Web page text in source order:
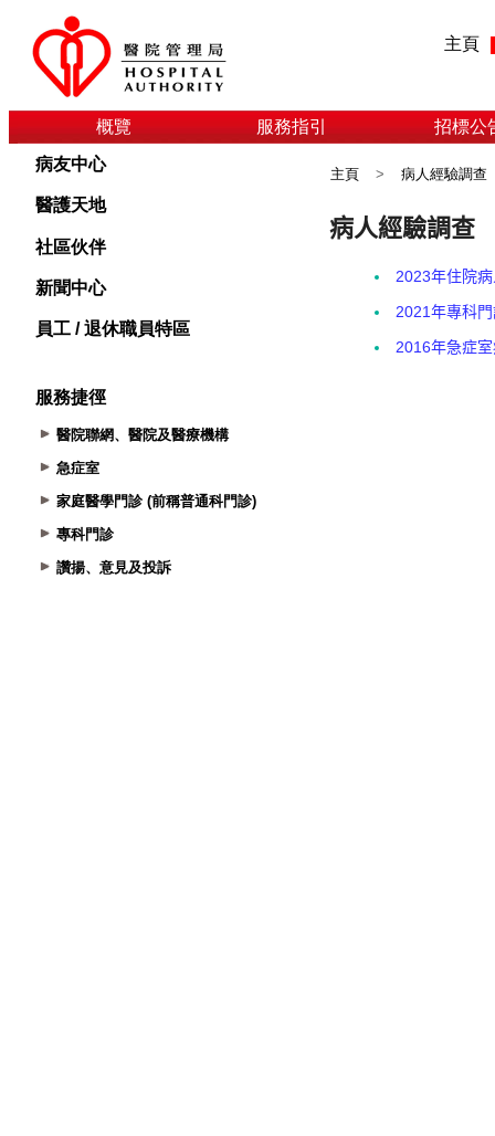
主頁
概覽 服務指引 招標公
病友中心
醫護天地
社區伙伴
新聞中心
員工 / 退休職員特區
服務捷徑
醫院聯網、醫院及醫療機構
急症室
家庭醫學門診 (前稱普通科門診)
專科門診
讚揚、意見及投訴
主頁 > 病人經驗調查